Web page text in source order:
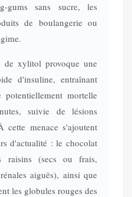
gums sans sucre, les
de boulangerie ou
de xylitol provoque une
d'insuline, entraînant
potentiellement mortelle
suivie de lésions
cette menace s'ajoutent
d'actualité : le chocolat
raisins (secs ou frais,
aiguës), ainsi que
les globules rouges des